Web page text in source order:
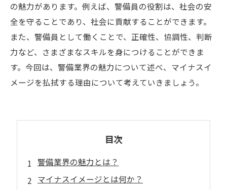
の魅力があります。例えば、警備員の役割は、社会の安
全を守ることであり、社会に貢献することができます。
また、警備員として働くことで、正確性、協調性、判断
力など、さまざまなスキルを身につけることができま
す。今回は、警備業界の魅力について述べ、マイナスイ
メージを払拭する理由について考えていきましょう。
目次
警備業界の魅力とは？
マイナスイメージとは何か？